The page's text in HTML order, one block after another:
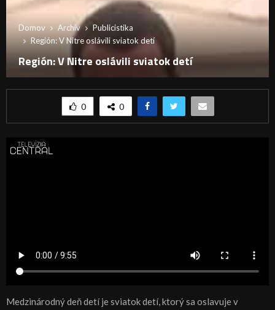
Domov Archív
Publicistika
Región: V Nitre oslávili sviatok detí
Región: V Nitre oslávili sviatok detí
0 0
Medzinárodný deň detí je sviatok detí, ktorý sa oslavuje v